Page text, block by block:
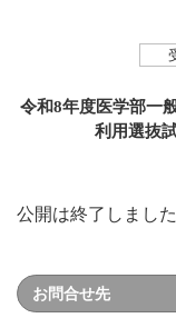
令和8年度医学部一
利用選抜
公開は終了しました
お問合せ先